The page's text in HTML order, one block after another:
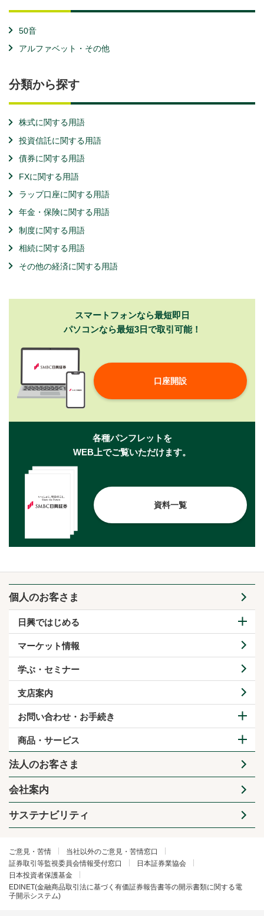
50音
アルファベット・その他
分類から探す
株式に関する用語
投資信託に関する用語
債券に関する用語
FXに関する用語
ラップ口座に関する用語
年金・保険に関する用語
制度に関する用語
相続に関する用語
その他の経済に関する用語
スマートフォンなら最短即日
パソコンなら最短3日で取引可能！
口座開設
各種パンフレットを
WEB上でご覧いただけます。
資料一覧
個人のお客さま
日興ではじめる
マーケット情報
学ぶ・セミナー
支店案内
お問い合わせ・お手続き
商品・サービス
法人のお客さま
会社案内
サステナビリティ
ご意見・苦情
当社以外のご意見・苦情窓口
証券取引等監視委員会情報受付窓口
日本証券業協会
日本投資者保護基金
EDINET(金融商品取引法に基づく有価証券報告書等の開示書類に関する電
子開示システム)